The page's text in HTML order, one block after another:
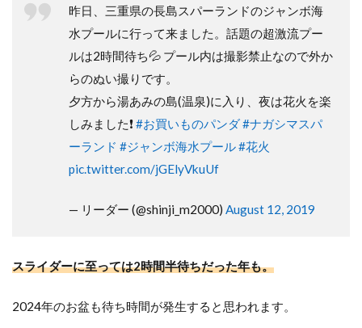
昨日、三重県の長島スパーランドのジャンボ海
水プールに行って来ました。話題の超激流プー
ルは2時間待ち💦 プール内は撮影禁止なので外か
らのぬい撮りです。
夕方から湯あみの島(温泉)に入り、夜は花火を楽
しみました❗#お買いものパンダ#ナガシマスパ
ーランド #ジャンボ海水プール#花火
pic.twitter.com/jGElyVkuUf
— リーダー (@shinji_m2000) August 12, 2019
スライダーに至っては2時間半待ちだった年も。
2024年のお盆も待ち時間が発生すると思われます。